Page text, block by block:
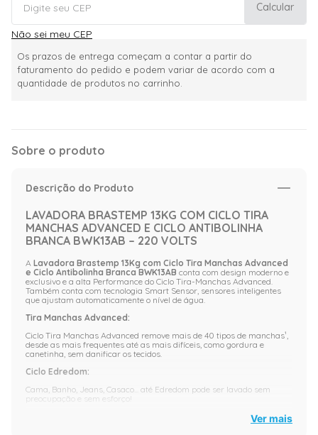
Calcular
Não sei meu CEP
Os prazos de entrega começam a contar a partir do
faturamento do pedido e podem variar de acordo com a
quantidade de produtos no carrinho.
Sobre o produto
Descrição do Produto
LAVADORA BRASTEMP 13KG COM CICLO TIRA
MANCHAS ADVANCED E CICLO ANTIBOLINHA
BRANCA BWK13AB – 220 VOLTS
A Lavadora Brastemp 13Kg com Ciclo Tira Manchas Advanced
e Ciclo Antibolinha Branca BWK13AB conta com design moderno e
exclusivo e a alta Performance do Ciclo Tira-Manchas Advanced.
Também conta com tecnologia Smart Sensor, sensores inteligentes
que ajustam automaticamente o nível de água.
Tira Manchas Advanced:
Ciclo Tira Manchas Advanced remove mais de 40 tipos de manchas¹,
desde as mais frequentes até as mais difíceis, como gordura e
canetinha, sem danificar os tecidos.
Ciclo Edredom:
Cama, Banho, Jeans, Casaco... até Edredom pode ser lavado sem
preocupação e sem esforço!
Ver mais